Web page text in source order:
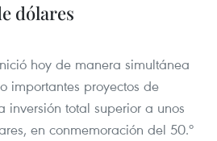
dólares
hoy de manera simultánea
importantes proyectos de
inversión total superior a unos
en conmemoración del 50.º